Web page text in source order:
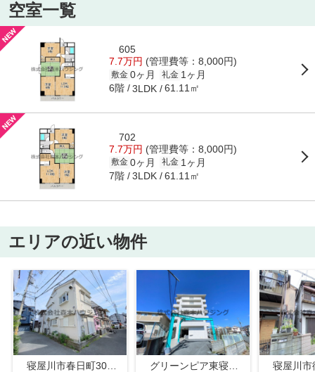
空室一覧
605
7.7万円 (管理費等：8,000円)
敷金 0ヶ月 礼金 1ヶ月
6階 3LDK 61.11㎡
702
7.7万円 (管理費等：8,000円)
敷金 0ヶ月 礼金 1ヶ月
7階 3LDK 61.11㎡
エリアの近い物件
寝屋川市春日町30戸建貸家
グリーンピア東寝屋川